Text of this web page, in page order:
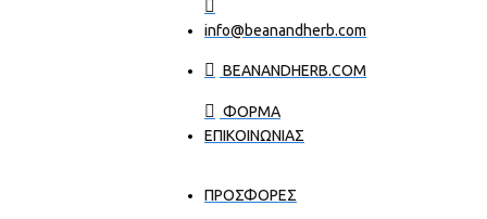
info@beanandherb.com
BEANANDHERB.COM
ΦΟΡΜΑ
ΕΠΙΚΟΙΝΩΝΙΑΣ
ΠΡΟΣΦΟΡΕΣ